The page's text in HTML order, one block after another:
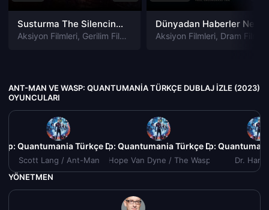
Susturma The Silencing izle
Aksiyon Filmleri, Gerilim Filmleri Gizem Filmleri,Suç Filmleri
Aksiyon Filmleri, Dram Filmleri
ANT-MAN VE WASP: QUANTUMANIA TÜRKÇE DUBLAJ IZLE (2023)
OYUNCULARI
Quantumania Türkçe Dublaj izle (2023)
Scott Lang / Ant-Man
Ant-Man ve Wasp: Quantumania Türkçe Dublaj izle
Hope Van Dyne / The Wasp
Ant-Man ve Wasp:
Dr. Hank
Ant-
YÖNETMEN